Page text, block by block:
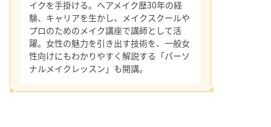
イクを手掛ける。ヘアメイク歴30年の経
験、キャリアを生かし、メイクスクールや
プロのためのメイク講座で講師として活
躍。女性の魅力を引き出す技術を、一般女
性向けにもわかりやすく解説する「パーソ
ナルメイクレッスン」も開講。